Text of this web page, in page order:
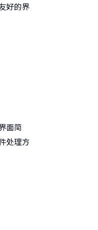
好的界
面简
处理方